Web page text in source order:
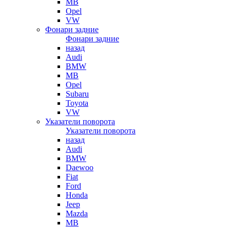
MB
Opel
VW
Фонари задние
Фонари задние
назад
Audi
BMW
MB
Opel
Subaru
Toyota
VW
Указатели поворота
Указатели поворота
назад
Audi
BMW
Daewoo
Fiat
Ford
Honda
Jeep
Mazda
MB